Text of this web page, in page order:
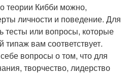
теории Кибби можно,
личности и поведение. Для
тесты или вопросы, которые
типаж вам соответствует.
вопросы о том, что для
творчество, лидерство